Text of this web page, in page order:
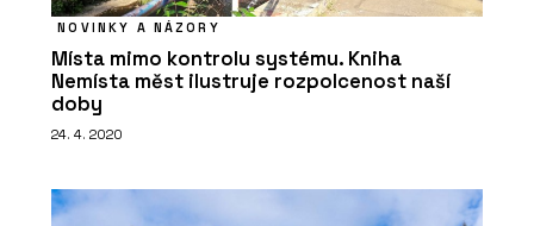
NOVINKY A NÁZORY
Místa mimo kontrolu systému. Kniha
Nemísta měst ilustruje rozpolcenost naší
doby
24. 4. 2020